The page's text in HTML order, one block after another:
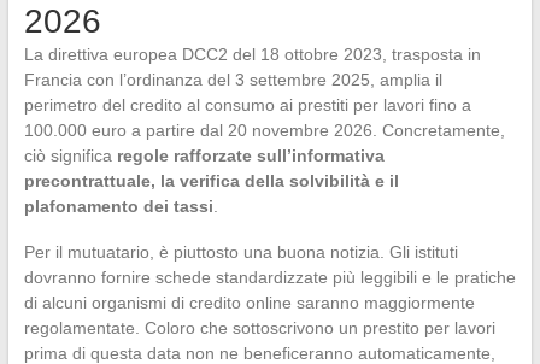
2026
La direttiva europea DCC2 del 18 ottobre 2023, trasposta in
Francia con l’ordinanza del 3 settembre 2025, amplia il
perimetro del credito al consumo ai prestiti per lavori fino a
100.000 euro a partire dal 20 novembre 2026. Concretamente,
ciò significa regole rafforzate sull’informativa
precontrattuale, la verifica della solvibilità e il
plafonamento dei tassi
Per il mutuatario, è piuttosto una buona notizia. Gli istituti
dovranno fornire schede standardizzate più leggibili e le pratiche
di alcuni organismi di credito online saranno maggiormente
regolamentate. Coloro che sottoscrivono un prestito per lavori
prima di questa data non ne beneficeranno automaticamente,